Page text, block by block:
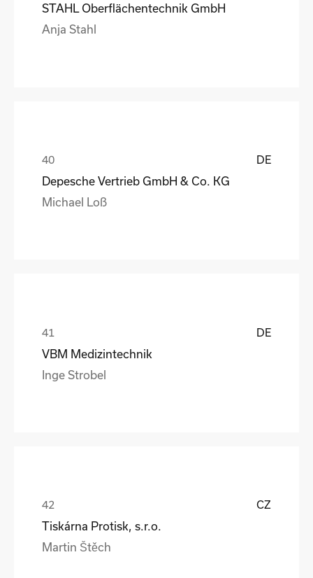
STAHL Oberflächentechnik GmbH
Anja Stahl
DE
Depesche Vertrieb GmbH & Co. KG
Michael Loß
DE
VBM Medizintechnik
Inge Strobel
CZ
Tiskárna Protisk, s.r.o.
Martin Štěch